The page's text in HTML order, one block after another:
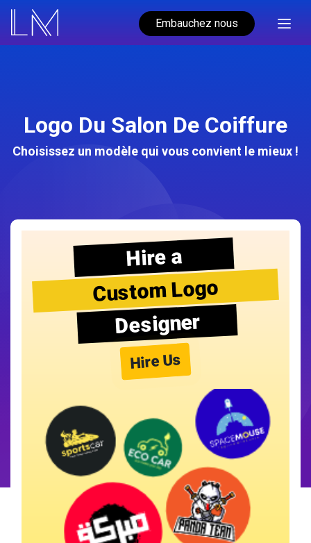
Embauchez nous
Logo Du Salon De Coiffure
Choisissez un modèle qui vous convient le mieux !
Hire a
Custom Logo
Designer
Hire Us